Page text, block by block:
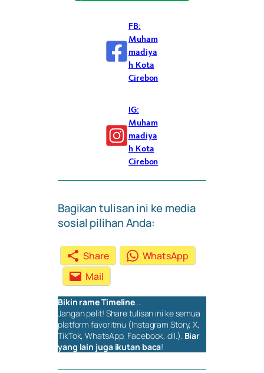
FB:
Muham
madiya
h Kota
Cirebon
IG:
Muham
madiya
h Kota
Cirebon
Bagikan tulisan ini ke media
sosial pilihan Anda:
Share
WhatsApp
Mail
Bikin rameTimeline….
Jangan pelit! Sharetulisan ini ke semua
platform favoritmu (Instagram Story, X,
TikTok, WhatsApp, Facebook, dll.). Biar
yang lain juga ikutan baca!